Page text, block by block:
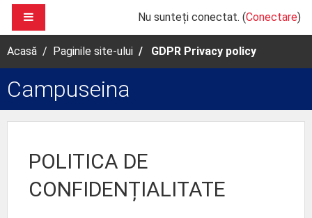
Sari la conţinutul principal
Nu sunteți conectat. (Conectare)
Acasă Paginile site-ului GDPR Privacy policy
Campuseina
POLITICA DE
CONFIDENȚIALITATE